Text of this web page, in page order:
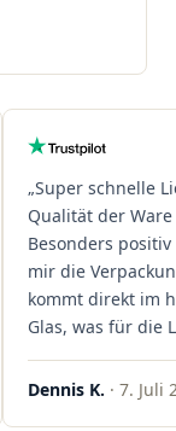
„Super schnelle
Qualität der
Besonders
mir die
kommt direkt im
Glas, was für die
ist. Ich bestelle
wieder!"
Dennis K. · 7. Juli